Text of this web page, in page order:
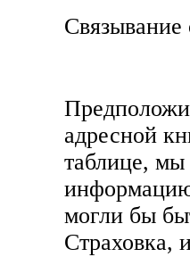
Связывание
адресной
таблице,
могли бы
Страховка,